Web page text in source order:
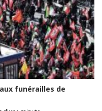
funérailles de